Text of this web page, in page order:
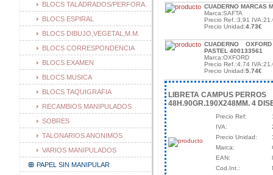
BLOCS TALADRADOS/PERFORA.
BLOCS ESPIRAL
BLOCS DIBUJO,VEGETAL,M.M.
BLOCS CORRESPONDENCIA
BLOCS EXAMEN
BLOCS MUSICA
BLOCS TAQUIGRAFIA
RECAMBIOS MANIPULADOS
SOBRES
TALONARIOS ANONIMOS
VARIOS MANIPULADOS
PAPEL SIN MANIPULAR
CUADERNO MARCAS
Marca:SAFTA
Precio Ref.:3.91
Precio Unidad:4.73€
CUADERNO
PASTEL 400133561
Marca:OXFORD
Precio Ref.:4.74
Precio Unidad:5.74€
LIBRETA CAMPUS PERROS
48H.90GR.190X248MM. 4
Precio Ref:
IVA:
Precio Unidad:
Marca:
EAN:
Cod.Int.: